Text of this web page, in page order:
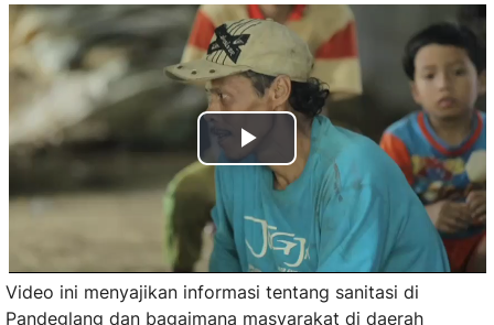
Play
Video
Video ini menyajikan informasi tentang sanitasi di
Pandeglang dan bagaimana masyarakat di daerah